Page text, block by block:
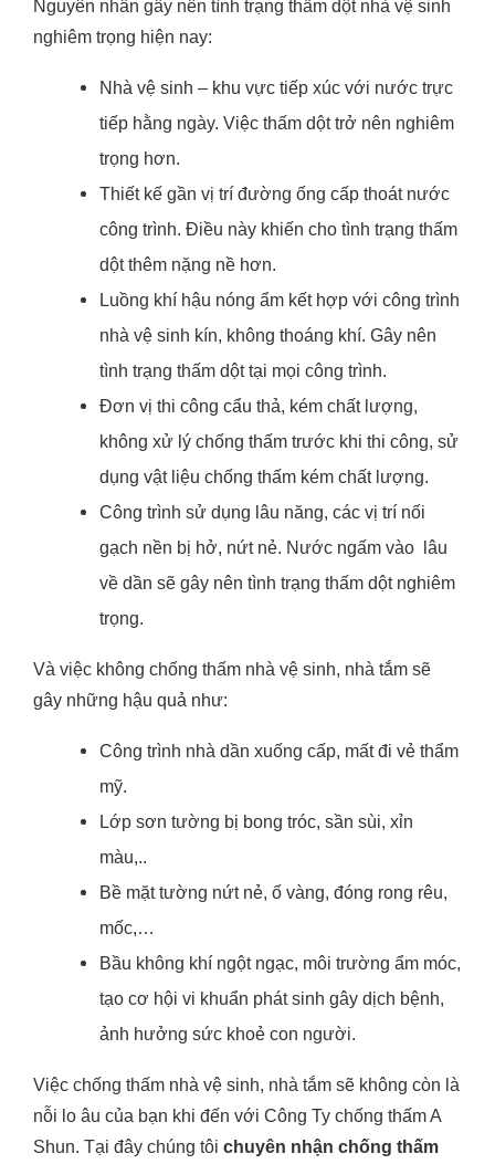
Nguyên nhân gây nên tình trạng thấm dột nhà vệ sinh
nghiêm trọng hiện nay:
Nhà vệ sinh – khu vực tiếp xúc với nước trực
tiếp hằng ngày. Việc thấm dột trở nên nghiêm
trọng hơn.
Thiết kế gần vị trí đường ống cấp thoát nước
công trình. Điều này khiến cho tình trạng thấm
dột thêm nặng nề hơn.
Luồng khí hậu nóng ẩm kết hợp với công trình
nhà vệ sinh kín, không thoáng khí. Gây nên
tình trạng thấm dột tại mọi công trình.
Đơn vị thi công cẩu thả, kém chất lượng,
không xử lý chống thấm trước khi thi công, sử
dụng vật liệu chống thấm kém chất lượng.
Công trình sử dụng lâu năng, các vị trí nối
gạch nền bị hở, nứt nẻ. Nước ngấm vào lâu
về dần sẽ gây nên tình trạng thấm dột nghiêm
trọng.
Và việc không chống thấm nhà vệ sinh, nhà tắm sẽ
gây những hậu quả như:
Công trình nhà dần xuống cấp, mất đi vẻ thẩm
mỹ.
Lớp sơn tường bị bong tróc, sần sùi, xỉn
màu,..
Bề mặt tường nứt nẻ, ố vàng, đóng rong rêu,
mốc,…
Bầu không khí ngột ngạc, môi trường ẩm móc,
tạo cơ hội vi khuẩn phát sinh gây dịch bệnh,
ảnh hưởng sức khoẻ con người.
Việc chống thấm nhà vệ sinh, nhà tắm sẽ không còn là
nỗi lo âu của bạn khi đến với Công Ty chống thấm A
Shun. Tại đây chúng tôi chuyên nhận chống thấm